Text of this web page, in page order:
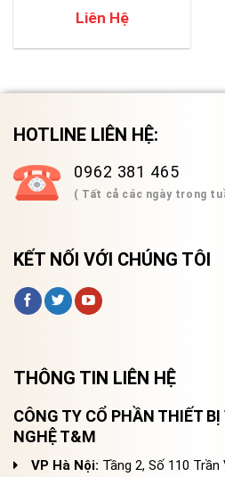
Liên Hệ
HOTLINE LIÊN HỆ:
0962 381 465
( Tất cả các ngày trong
KẾT NỐI VỚI CHÚNG TÔI
THÔNG TIN LIÊN HỆ
CÔNG TY CỔ PHẦN THIẾT
NGHỆ T&M
VP Hà Nội: Tầng 2, Số 110 Trần